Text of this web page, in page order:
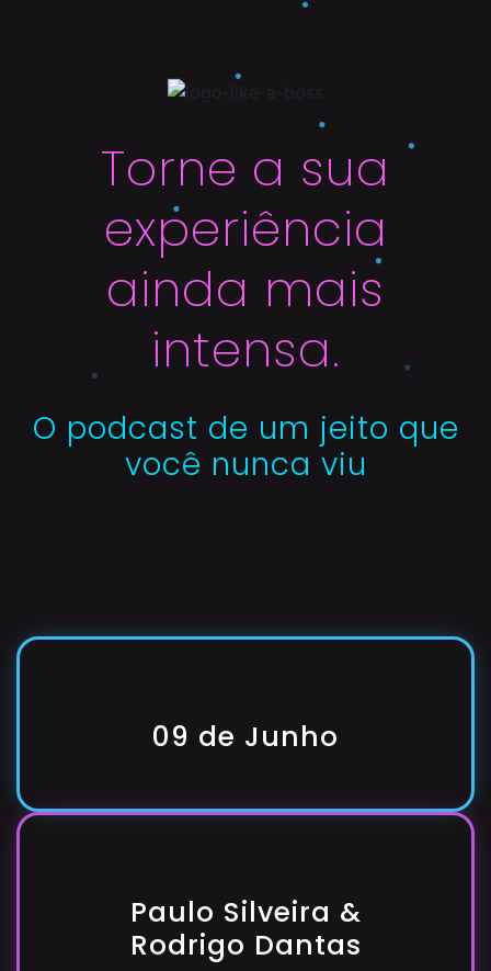
Torne a sua
experiência
ainda mais
intensa.
O podcast de um jeito que
você nunca viu
09 de Junho
Paulo Silveira &
Rodrigo Dantas